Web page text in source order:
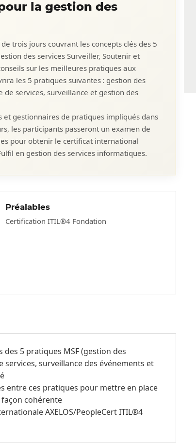
la gestion des
trois jours couvrant les concepts clés des 5
des services Surveiller, Soutenir et
sur les meilleures pratiques aux
les 5 pratiques suivantes : gestion des
de services, surveillance et gestion des
gestionnaires de pratiques impliqués dans
les participants passeront un examen de
pour obtenir le certificat international
en gestion des services informatiques.
Préalables
Certification ITIL®4 Fondation
5 pratiques MSF (gestion des
surveillance des événements et
entre ces pratiques pour mettre en place
cohérente
AXELOS/PeopleCert ITIL®4